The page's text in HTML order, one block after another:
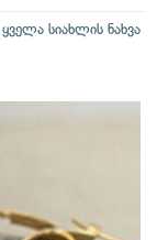
ყველა სიახლის ნახვა